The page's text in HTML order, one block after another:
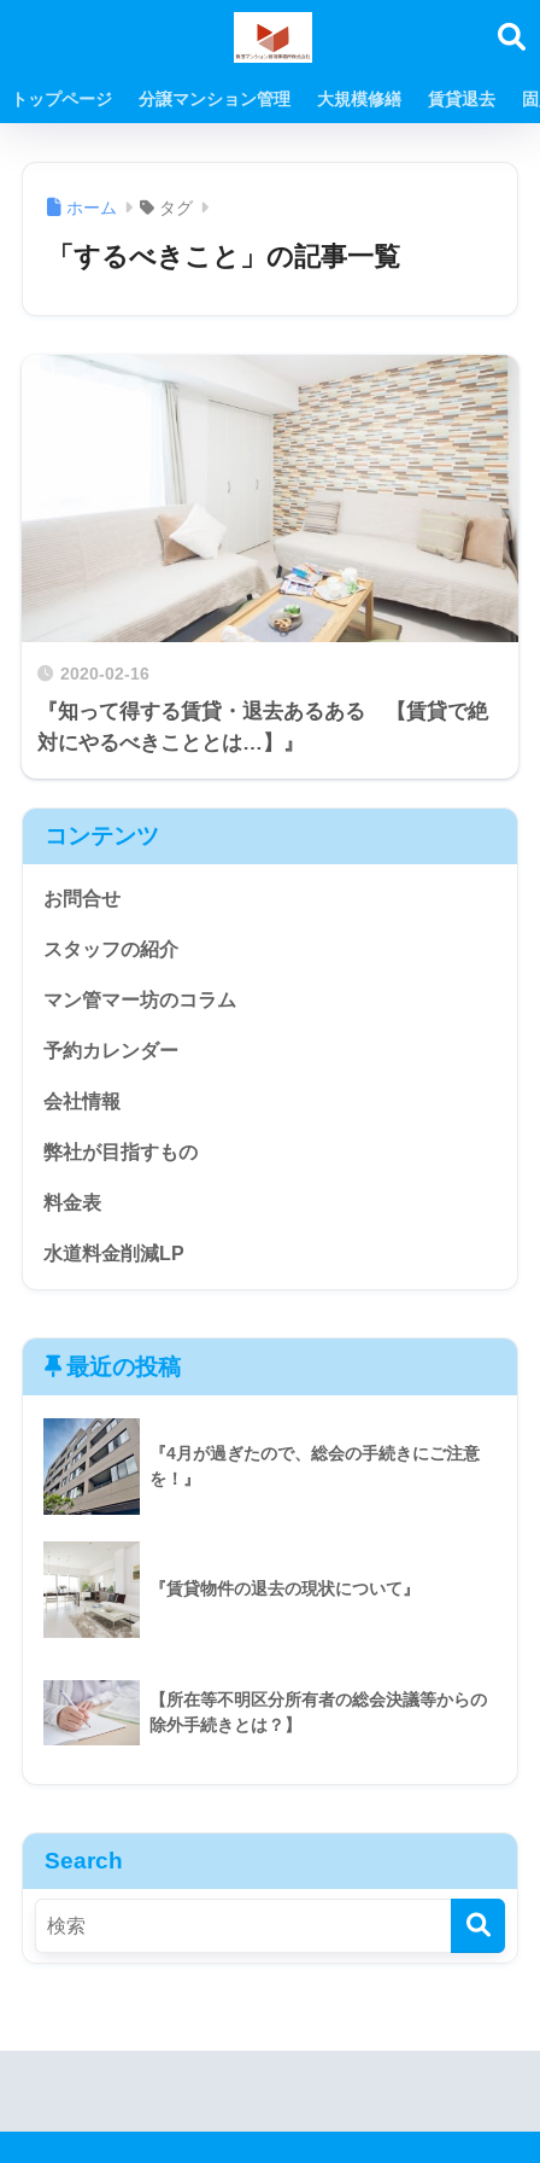
トップページ 分譲マンション管理 大規模修繕 賃貸退去
ホーム タグ
「するべきこと」の記事一覧
2020-02-16
『知って得する賃貸・退去あるある 【賃貸で絶
対にやるべきこととは…】』
コンテンツ
お問合せ
スタッフの紹介
マン管マー坊のコラム
予約カレンダー
会社情報
弊社が目指すもの
料金表
水道料金削減LP
最近の投稿
『4月が過ぎたので、総会の手続きにご注意
を！』
『賃貸物件の退去の現状について』
【所在等不明区分所有者の総会決議等からの
除外手続きとは？】
Search